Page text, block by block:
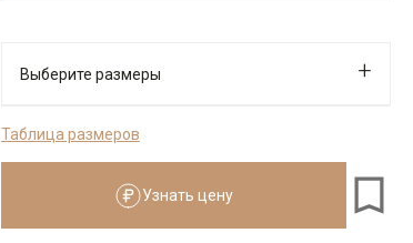
Выберите размеры
Размеры для роста
Размер Количество Доступно
Таблица размеров
Узнать цену